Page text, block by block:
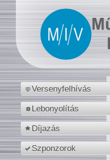
Versenyfelhívás
Lebonyolítás
Díjazás
Szponzorok